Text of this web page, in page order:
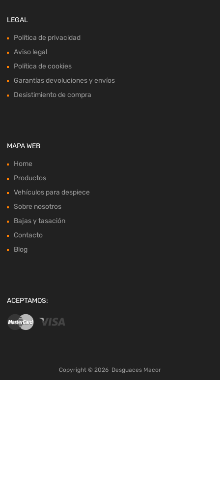
LEGAL
Política de privacidad
Aviso legal
Política de cookies
Garantías devoluciones y envíos
Desistimiento de compra
MAPA WEB
Home
Productos
Vehículos para despiece
Sobre nosotros
Bajas y tasación
Contacto
Blog
ACEPTAMOS:
Copyright © 2026 Desguaces Macor